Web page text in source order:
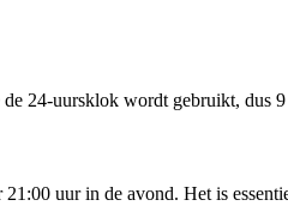
24-uursklok wordt gebruikt, dus
uur in de avond. Het is